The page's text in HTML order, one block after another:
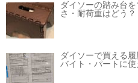
ダイソーの踏み台
さ・耐荷重はどう？
ダイソーで買える
バイト・パートに使